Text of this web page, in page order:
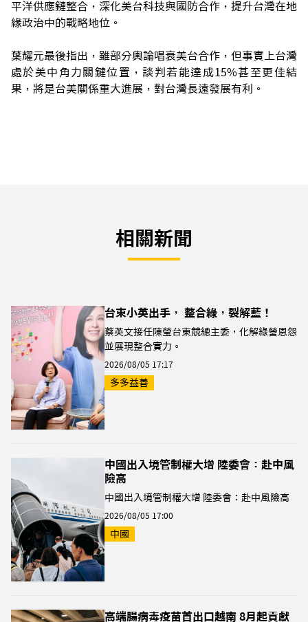
平洋供應鏈整合，深化美台科技與國防合作，提升台灣在地
緣政治中的戰略地位。
葉耀元最後指出，雖部分輿論唱衰美台合作，但事實上台灣
處於美中角力關鍵位置，談判若能達成15%甚至更佳結
果，將是台美關係重大進展，對台灣長遠發展有利。
相關新聞
台東小英出手， 整合綠，裂解藍！
蔡英文接任陳瑩台東競總主委，化解綠營恩怨
並展現整合實力。
2026/08/05 17:17
多多益善
中國出入境管制權大增 陸委會：赴中風
險高
中國出入境管制權大增 陸委會：赴中風險高
2026/08/05 17:00
中國
高端腸病毒疫苗首出口越南 8月起貢獻